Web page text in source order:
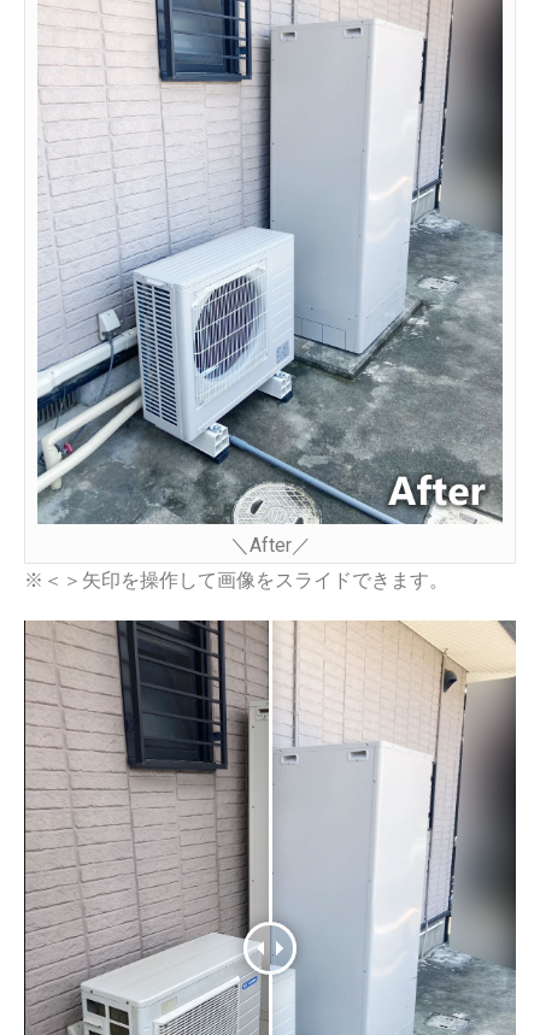
＼After／
※＜＞矢印を操作して画像をスライドできます。